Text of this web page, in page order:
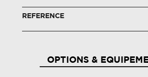
REFERENCE
OPTIONS &